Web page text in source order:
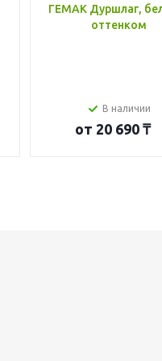
ГЕМАК Дуршлаг,
оттенком
В наличии
от 20 690 ₸